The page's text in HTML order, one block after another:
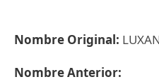
Nombre Original:
Nombre Anterior: